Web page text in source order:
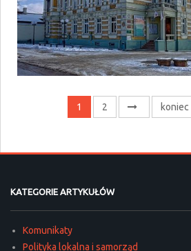
1
2 koniec
KATEGORIE ARTYKUŁÓW
Komunikaty
Polityka lokalna i samorząd